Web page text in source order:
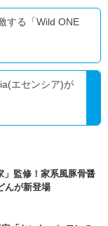
する「Wild ONE
エセンシア)が
」監修！家系風豚骨醤
んが新登場